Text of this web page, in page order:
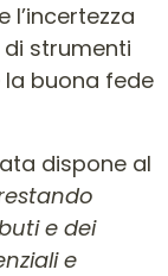
strumenti
buona fede
dispone al
e dei
e